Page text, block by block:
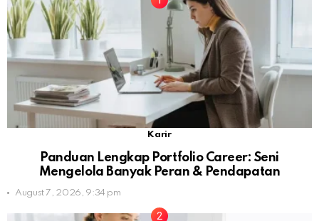
Karir
Panduan Lengkap Portfolio Career: Seni
Mengelola Banyak Peran & Pendapatan
August 7, 2026, 9:34 pm